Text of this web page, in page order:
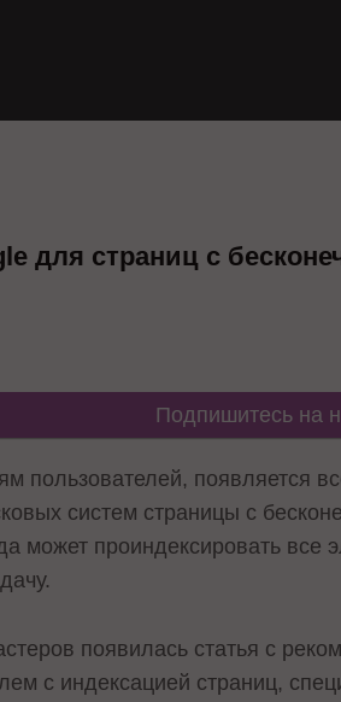
для страниц с
Подпишитесь на
пользователей, появляется
систем страницы с
может проиндексировать все
появилась статья с
с индексацией страниц,